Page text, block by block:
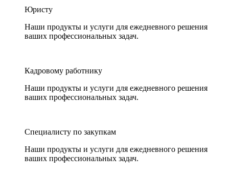
Юристу
Наши продукты и услуги для ежедневного решения
ваших профессиональных задач.
Кадровому работнику
Наши продукты и услуги для ежедневного решения
ваших профессиональных задач.
Специалисту по закупкам
Наши продукты и услуги для ежедневного решения
ваших профессиональных задач.